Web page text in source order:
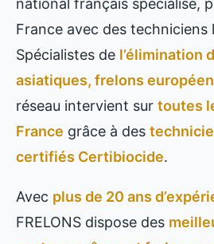
national français spécialisé,
France avec des techniciens
Spécialistes de l’élimination
asiatiques, frelons
réseau intervient sur toutes
France grâce à des
certifiés Certibiocide.
Avec plus de 20 ans
FRELONS dispose des